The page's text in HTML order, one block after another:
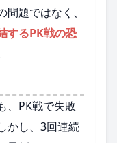
題ではなく、
するPK戦の恐
、PK戦で失敗
かし、3回連続